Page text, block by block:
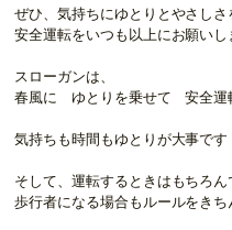
ぜひ、気持ちにゆとりとやさしさ
安全運転をいつも以上にお願いし
スローガンは、
春風に ゆとりを乗せて 安全運
気持ちも時間もゆとりが大事です
そして、運転するときはもちろん
歩行者になる場合もルールをきち